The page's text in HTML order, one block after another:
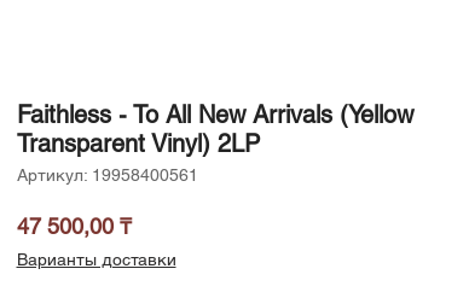
Faithless - To All New Arrivals (Yellow
Transparent Vinyl) 2LP
Артикул: 19958400561
47 500,00 ₸Цена
Варианты доставки